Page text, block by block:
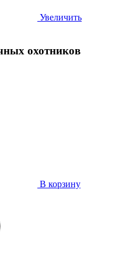
Увеличить
охотников
В корзину